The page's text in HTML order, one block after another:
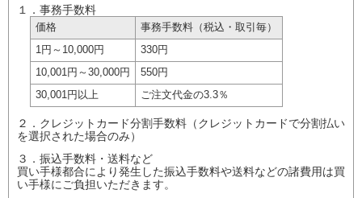
１．事務手数料
価格 事務手数料 （税込・取引毎）
1円 ～10,000円
330円
10,001円 ～30,000円
550円
30,001円以上
ご注文代金の3.3％
２．クレジットカード分割手数料（クレジットカードで分割払い
を選択された場合のみ）
３．振込手数料・送料など
買い手様都合により発生した振込手数料や送料などの諸費用は買
い手様にご負担いただきます。